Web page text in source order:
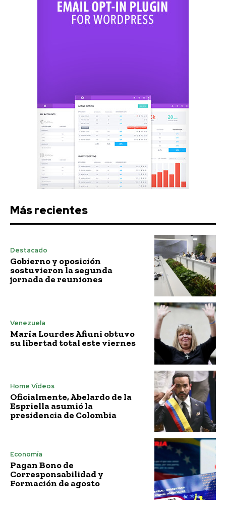
Más recientes
Destacado
Gobierno y oposición
sostuvieron la segunda
jornada de reuniones
Venezuela
María Lourdes Afiuni obtuvo
su libertad total este viernes
Home Vídeos
Oficialmente, Abelardo de la
Espriella asumió la
presidencia de Colombia
Economía
Pagan Bono de
Corresponsabilidad y
Formación de agosto